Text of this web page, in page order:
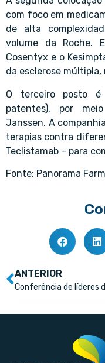
com foco em
de alta
volume da Roche.
Cosentyx e o
da esclerose
O terceiro posto
patentes), por
Janssen. A
terapias contra
Teclistamab – para
Fonte: Panorama
ANTERIOR